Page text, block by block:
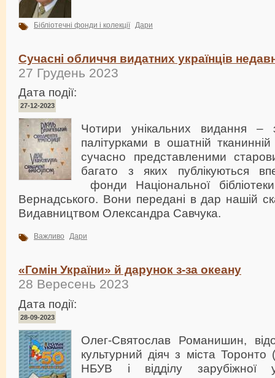
Бібліотечні фонди і колекції Дари
Сучасні обличчя видатних українців
27 Грудень 2023
Дата події:
27-12-2023
Чотири унікальних видання –
палітурками в ошатній тканинній
сучасно представленими
багато з яких публікуються
фонди Національної
Вернадського. Вони передані в дар нашій
Видавництвом Олександра Савчука.
Важливо Дари
«Гомін України» й дарунок з-за океану
28 Вересень 2023
Дата події:
28-09-2023
Олег-Святослав Романишин,
культурний діяч з міста
НБУВ і відділу зарубіжної